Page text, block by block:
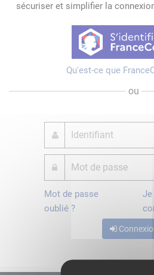
sécuriser et simplifier la
Qu'est-ce que
ou
Mot de passe
oublié ?
Je